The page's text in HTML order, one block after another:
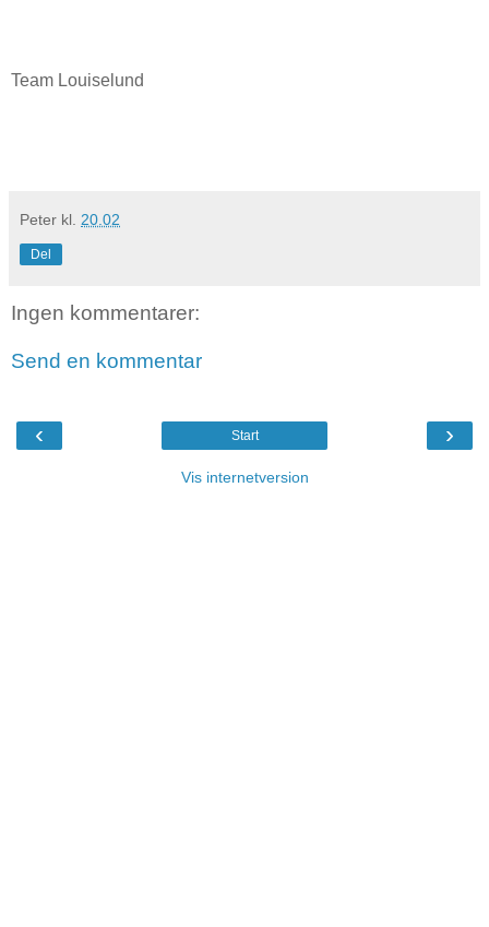
Team Louiselund
Peter kl. 20.02
Del
Ingen kommentarer:
Send en kommentar
‹ ›
Start
Vis internetversion